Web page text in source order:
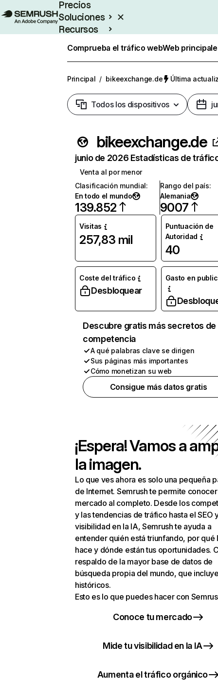
Precios
Soluciones
Recursos
Comprueba el tráfico webWeb
Principal / bikeexchange.de Última
Todos los dispositivos
bikeexchange.de
junio de 2026 Estadísticas de
Venta al por menor
Clasificación mundial:
En todo el mundo
139.852
Rango del país:
Alemania
9007
Visitas
257,83 mil
Puntuación de
Autoridad
40
Coste del tráfico
Desbloquear
Gasto en
Descubre gratis más secretos de
competencia
A qué palabras clave se dirigen
Sus páginas más importantes
Cómo monetizan su web
Consigue más datos gratis
¡Espera! Vamos a
la imagen.
Lo que ves ahora es solo una pequeña
de Internet. Semrush te permite
mercado al completo. Desde los
y las tendencias de tráfico hasta el SEO
visibilidad en la IA, Semrush te ayuda a
entender quién está triunfando, por qué
hace y dónde están tus oportunidades.
respaldo de la mayor base de datos de
búsqueda propia del mundo, que
históricos.
Esto es lo que puedes hacer con
Conoce tu mercado
Mide tu visibilidad en la IA
Aumenta el tráfico orgánico